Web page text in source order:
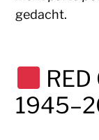
gedacht.